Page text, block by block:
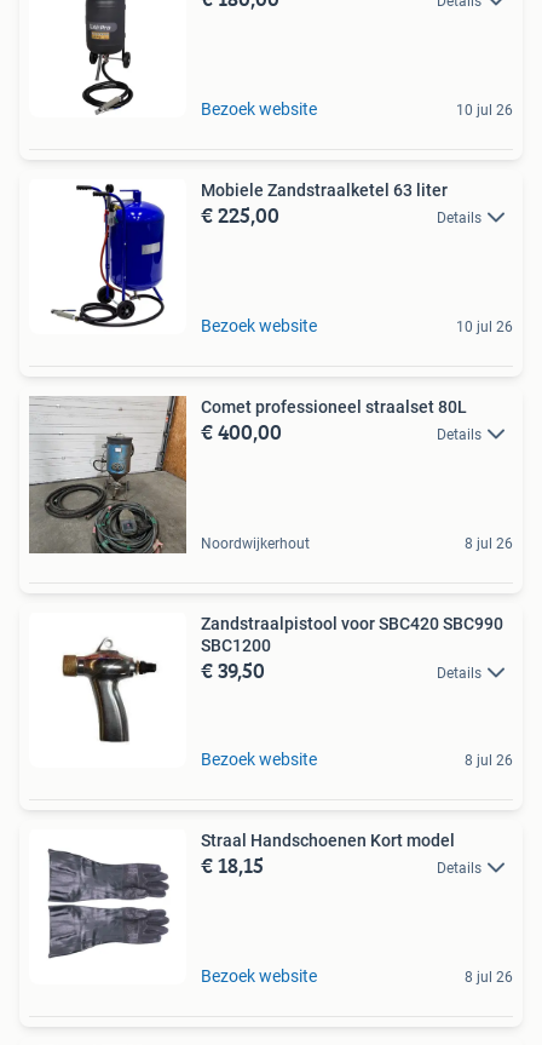
Bezoek website 10 jul 26
Mobiele Zandstraalketel 63 liter
€ 225,00 Details
Bezoek website 10 jul 26
Comet professioneel straalset 80L
€ 400,00 Details
Noordwijkerhout 8 jul 26
Zandstraalpistool voor SBC420 SBC990
SBC1200
€ 39,50 Details
Bezoek website 8 jul 26
Straal Handschoenen Kort model
€ 18,15 Details
Bezoek website 8 jul 26